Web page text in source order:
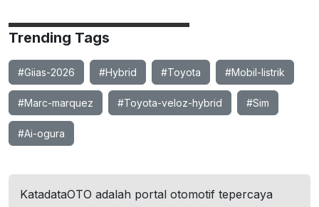
Trending Tags
#Giias-2026 #Hybrid #Toyota #Mobil-listrik
#Marc-marquez #Toyota-veloz-hybrid #Sim
#Ai-ogura
KatadataOTO adalah portal otomotif tepercaya